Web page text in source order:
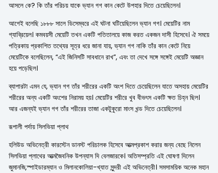
আসলে কে? কি তাঁর পরিচয় যাকে ভ্যান গগ কান কেটে উপহার দিতে চেয়েছিলেন।
আগেই বলেছি ১৮৮৮ সালে ডিসেম্বরে এই ঘটনা ঘটিয়েছিলেন ভ্যান গগ। মেয়েটির নাম
গ্যাব্রিয়েল। কমবয়সী মেয়েটি তখন একটি পতিতালয়ে কাজ করত একজন দাসী হিসেবে। ঐ সময়ে
পত্রিকায় প্রকাশিত তথ্যের সূত্র ধরে জানা যায়, ভ্যান গগ নাকি তাঁর কান কেটে নিয়ে
মেয়েটিকে বলেছিলেন, “এই জিনিসটি সাবধানে রাখ”, এবং তা দেখে সঙ্গে সঙ্গেই মেয়েটি অজ্ঞান
হয়ে পড়েছিল।
ব্যাপারটা এমন যে, ভ্যান গগ তাঁর শরীরের একটি অংশ দিতে চেয়েছিলেন যাতে অসহায় মেয়েটির
শরীরের অন্য একটি অংশের নিরাময় হয়। মেয়েটির শরীরে খুব বীভৎস একটি ক্ষত চিহ্ন ছিল।
আর এজন্যই ভ্যান গগ তাঁর শরীরের তাজা একটুকুরো মাংস খন্ড দিতে চেয়েছিলেন।
রূপালী পর্দায় সিলভিয়া প্লাথ
হলিউড অভিনেত্রী কারস্টেন ডানস্ট পরিচালক হিসেবে আত্মপ্রকাশ করার জন্য বেছে নিলেন
সিলভিয়া প্লাথের আত্মজৈবনিক উপন্যাস দি বেলজারকে। অতিসম্প্রতি এই ঘোষণা দিলেন
জুমানজি,স্পাইডারম্যান ও মিলানকোলিয়া-খ্যাত সুন্দরী এই অভিনেত্রী। সমসাময়িক অনেক মহান